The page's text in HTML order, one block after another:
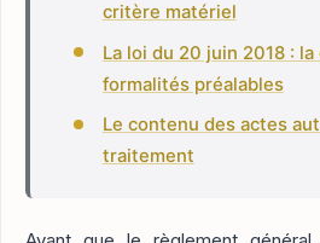
critère matériel
La loi du 20 juin 2018 :
formalités préalables
Le contenu des actes
traitement